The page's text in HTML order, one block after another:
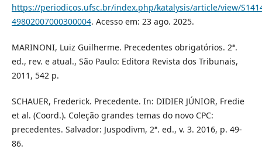
https://periodicos.ufsc.br/index.php/katalysis/article/view/
49802007000300004. Acesso em: 23 ago. 2025.
MARINONI, Luiz Guilherme. Precedentes obrigatórios. 2ª.
ed., rev. e atual., São Paulo: Editora Revista dos Tribunais,
2011, 542 p.
SCHAUER, Frederick. Precedente. In: DIDIER JÚNIOR, Fredie
et al. (Coord.). Coleção grandes temas do novo CPC:
precedentes. Salvador: Juspodivm, 2ª. ed., v. 3. 2016, p. 49-
86.